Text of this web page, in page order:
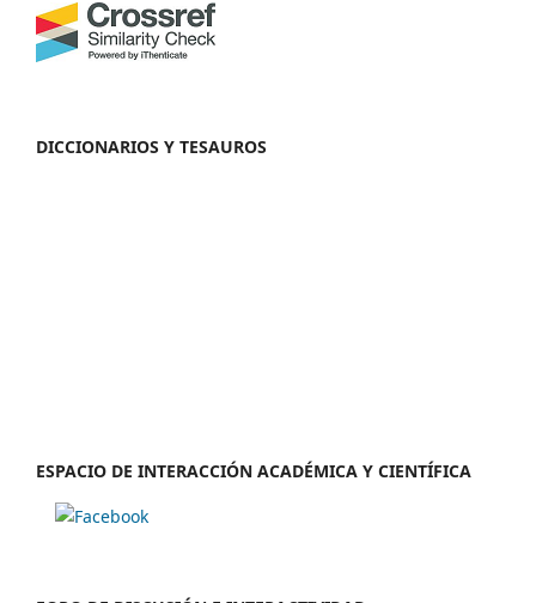
DICCIONARIOS Y TESAUROS
ESPACIO DE INTERACCIÓN ACADÉMICA Y CIENTÍFICA